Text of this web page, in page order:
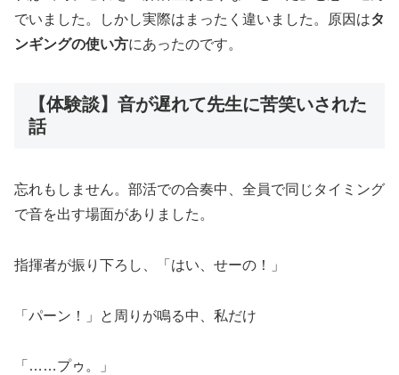
でいました。しかし実際はまったく違いました。原因はタ
ンギングの使い方にあったのです。
【体験談】音が遅れて先生に苦笑いされた
話
忘れもしません。部活での合奏中、全員で同じタイミング
で音を出す場面がありました。
指揮者が振り下ろし、「はい、せーの！」
「パーン！」と周りが鳴る中、私だけ
「……プゥ。」